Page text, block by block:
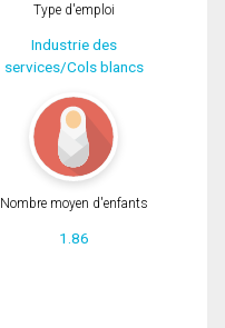
Type d'emploi
Industrie des
services/Cols blancs
Nombre moyen d'enfants
1.86